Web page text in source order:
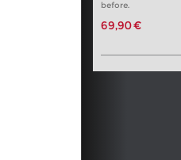
before.
69,90 €